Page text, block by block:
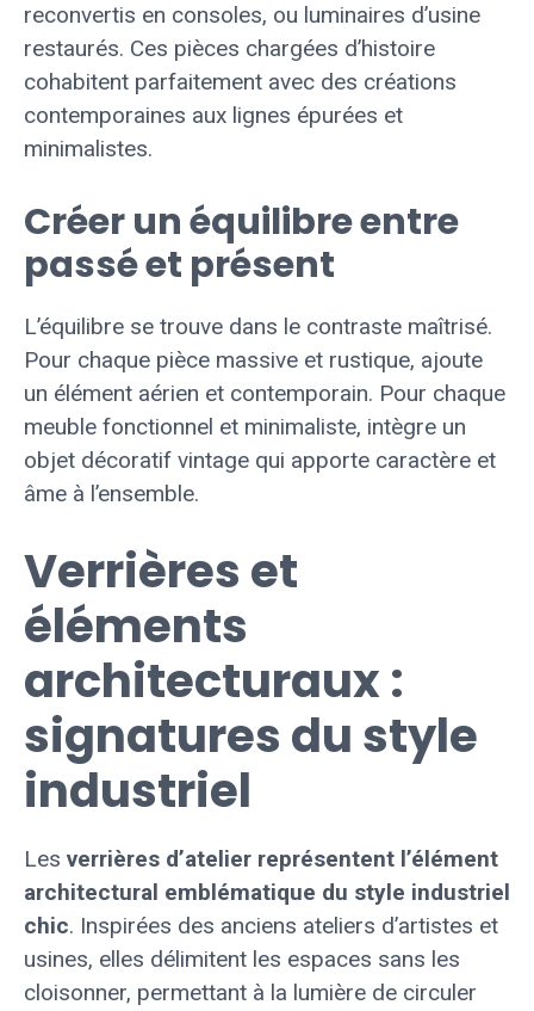
reconvertis en consoles, ou luminaires d’usine
restaurés. Ces pièces chargées d’histoire
cohabitent parfaitement avec des créations
contemporaines aux lignes épurées et
minimalistes.
Créer un équilibre entre
passé et présent
L’équilibre se trouve dans le contraste maîtrisé.
Pour chaque pièce massive et rustique, ajoute
un élément aérien et contemporain. Pour chaque
meuble fonctionnel et minimaliste, intègre un
objet décoratif vintage qui apporte caractère et
âme à l’ensemble.
Verrières et
éléments
architecturaux :
signatures du style
industriel
Les verrières d’atelier représentent l’élément
architectural emblématique du style industriel
chic. Inspirées des anciens ateliers d’artistes et
usines, elles délimitent les espaces sans les
cloisonner, permettant à la lumière de circuler